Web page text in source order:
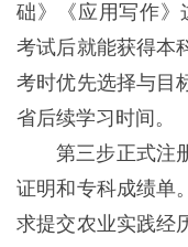
础》《应用写作》
考试后就能获得本
考时优先选择与目
省后续学习时间。
第三步正式注
证明和专科成绩单
求提交农业实践经